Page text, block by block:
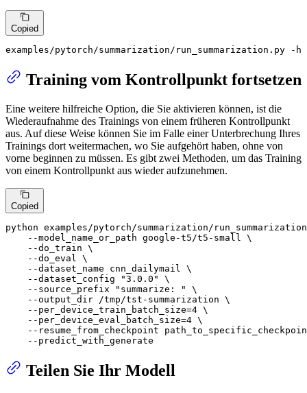
Copied
examples/pytorch/summarization/run_summarization.py -h
Training vom Kontrollpunkt fortsetzen
Eine weitere hilfreiche Option, die Sie aktivieren können, ist die
Wiederaufnahme des Trainings von einem früheren Kontrollpunkt
aus. Auf diese Weise können Sie im Falle einer Unterbrechung Ihres
Trainings dort weitermachen, wo Sie aufgehört haben, ohne von
vorne beginnen zu müssen. Es gibt zwei Methoden, um das Training
von einem Kontrollpunkt aus wieder aufzunehmen.
Copied
python examples/pytorch/summarization/
    --model_name_or_path google-t5/t5-small \
    --do_train \
    --do_eval \
    --dataset_name cnn_dailymail \
    --dataset_config
"3.0.0"
\
    --source_prefix
"summarize: "
\
    --output_dir /tmp/tst-summarization \
    --per_device_train_batch_size=4 \
    --per_device_eval_batch_size=4 \
--resume_from_checkpoint
    --predict_with_generate
Teilen Sie Ihr Modell